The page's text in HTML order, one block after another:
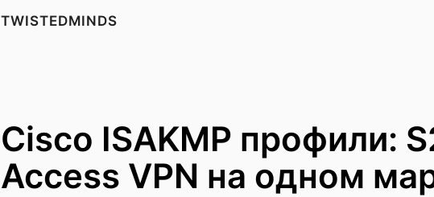
TWISTEDMINDS
Cisco ISAKMP профили:
Access VPN на одном